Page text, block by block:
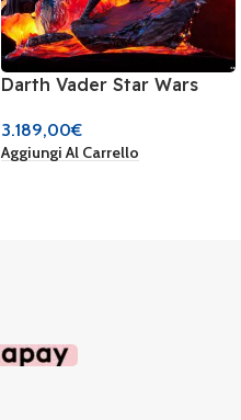
Darth Vader Star Wars
PCS by Premium
Collectibles Studio
3.189,00€
Aggiungi Al Carrello